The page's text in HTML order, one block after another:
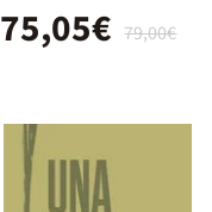
79,00€
75,05€